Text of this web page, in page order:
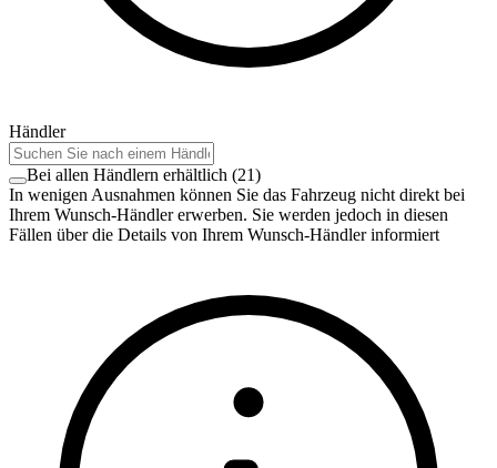
Händler
Bei allen Händlern erhältlich (21)
In wenigen Ausnahmen können Sie das Fahrzeug nicht direkt bei
Ihrem Wunsch-Händler erwerben. Sie werden jedoch in diesen
Fällen über die Details von Ihrem Wunsch-Händler informiert